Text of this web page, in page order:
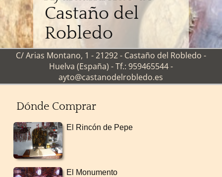
Castaño del
Robledo
C/ Arias Montano, 1 - 21292 - Castaño del Robledo -
Huelva (España) - Tf.: 959465544 -
ayto@castanodelrobledo.es
Dónde Comprar
El Rincón de Pepe
El Monumento